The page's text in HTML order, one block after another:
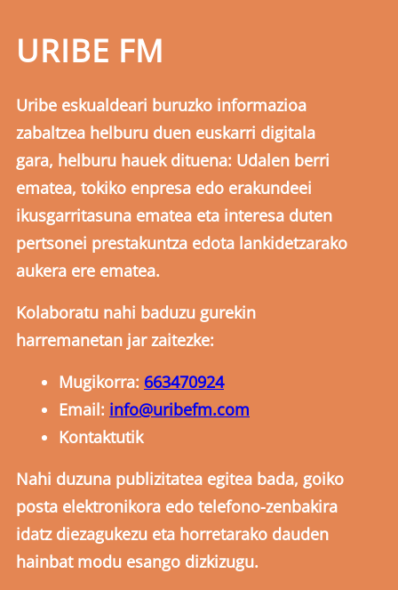
URIBE FM
Uribe eskualdeari buruzko informazioa
zabaltzea helburu duen euskarri digitala
gara, helburu hauek dituena: Udalen berri
ematea, tokiko enpresa edo erakundeei
ikusgarritasuna ematea eta interesa duten
pertsonei prestakuntza edota lankidetzarako
aukera ere ematea.
Kolaboratu nahi baduzu gurekin
harremanetan jar zaitezke:
Mugikorra: 663470924
Email: info@uribefm.com
Kontaktutik
Nahi duzuna publizitatea egitea bada, goiko
posta elektronikora edo telefono-zenbakira
idatz diezagukezu eta horretarako dauden
hainbat modu esango dizkizugu.